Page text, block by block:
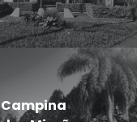
Campina